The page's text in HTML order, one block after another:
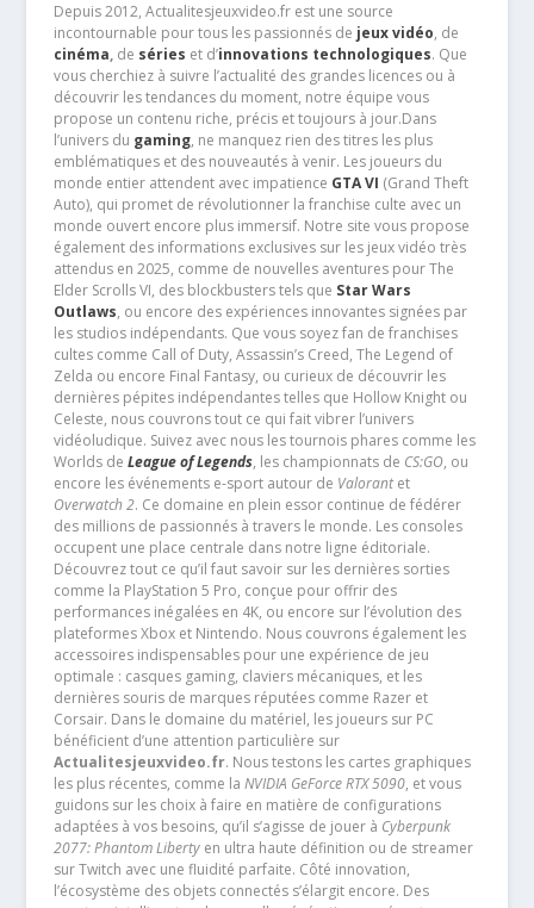
Depuis 2012, Actualitesjeuxvideo.fr est une source
incontournable pour tous les passionnés de jeux vidéo, de
cinéma,de séries et d’innovations technologiques. Que
vous cherchiez à suivre l’actualité des grandes licences ou à
découvrir les tendances du moment, notre équipe vous
propose un contenu riche, précis et toujours à jour.Dans
l’univers du gaming, ne manquez rien des titres les plus
emblématiques et des nouveautés à venir. Les joueurs du
monde entier attendent avec impatience GTA VI (Grand Theft
Auto), qui promet de révolutionner la franchise culte avec un
monde ouvert encore plus immersif. Notre site vous propose
également des informations exclusives sur les jeux vidéo très
attendus en 2025, comme de nouvelles aventures pour The
Elder Scrolls VI, des blockbusters tels que Star Wars
Outlaws, ou encore des expériences innovantes signées par
les studios indépendants. Que vous soyez fan de franchises
cultes comme Call of Duty, Assassin’s Creed, The Legend of
Zelda ou encore Final Fantasy, ou curieux de découvrir les
dernières pépites indépendantes telles que Hollow Knight ou
Celeste, nous couvrons tout ce qui fait vibrer l’univers
vidéoludique. Suivez avec nous les tournois phares comme les
Worlds de League of Legends, les championnats de CS:GO, ou
encore les événements e-sport autour de Valorantet
Overwatch 2. Ce domaine en plein essor continue de fédérer
des millions de passionnés à travers le monde. Les consoles
occupent une place centrale dans notre ligne éditoriale.
Découvrez tout ce qu’il faut savoir sur les dernières sorties
comme la PlayStation 5 Pro, conçue pour offrir des
performances inégalées en 4K, ou encore sur l’évolution des
plateformes Xbox et Nintendo. Nous couvrons également les
accessoires indispensables pour une expérience de jeu
optimale : casques gaming, claviers mécaniques, et les
dernières souris de marques réputées comme Razer et
Corsair. Dans le domaine du matériel, les joueurs sur PC
bénéficient d’une attention particulière sur
Actualitesjeuxvideo.fr. Nous testons les cartes graphiques
les plus récentes, comme la NVIDIA GeForce RTX 5090, et vous
guidons sur les choix à faire en matière de configurations
adaptées à vos besoins, qu’il s’agisse de jouer à Cyberpunk
2077: Phantom Libertyen ultra haute définition ou de streamer
sur Twitch avec une fluidité parfaite. Côté innovation,
l’écosystème des objets connectés s’élargit encore. Des